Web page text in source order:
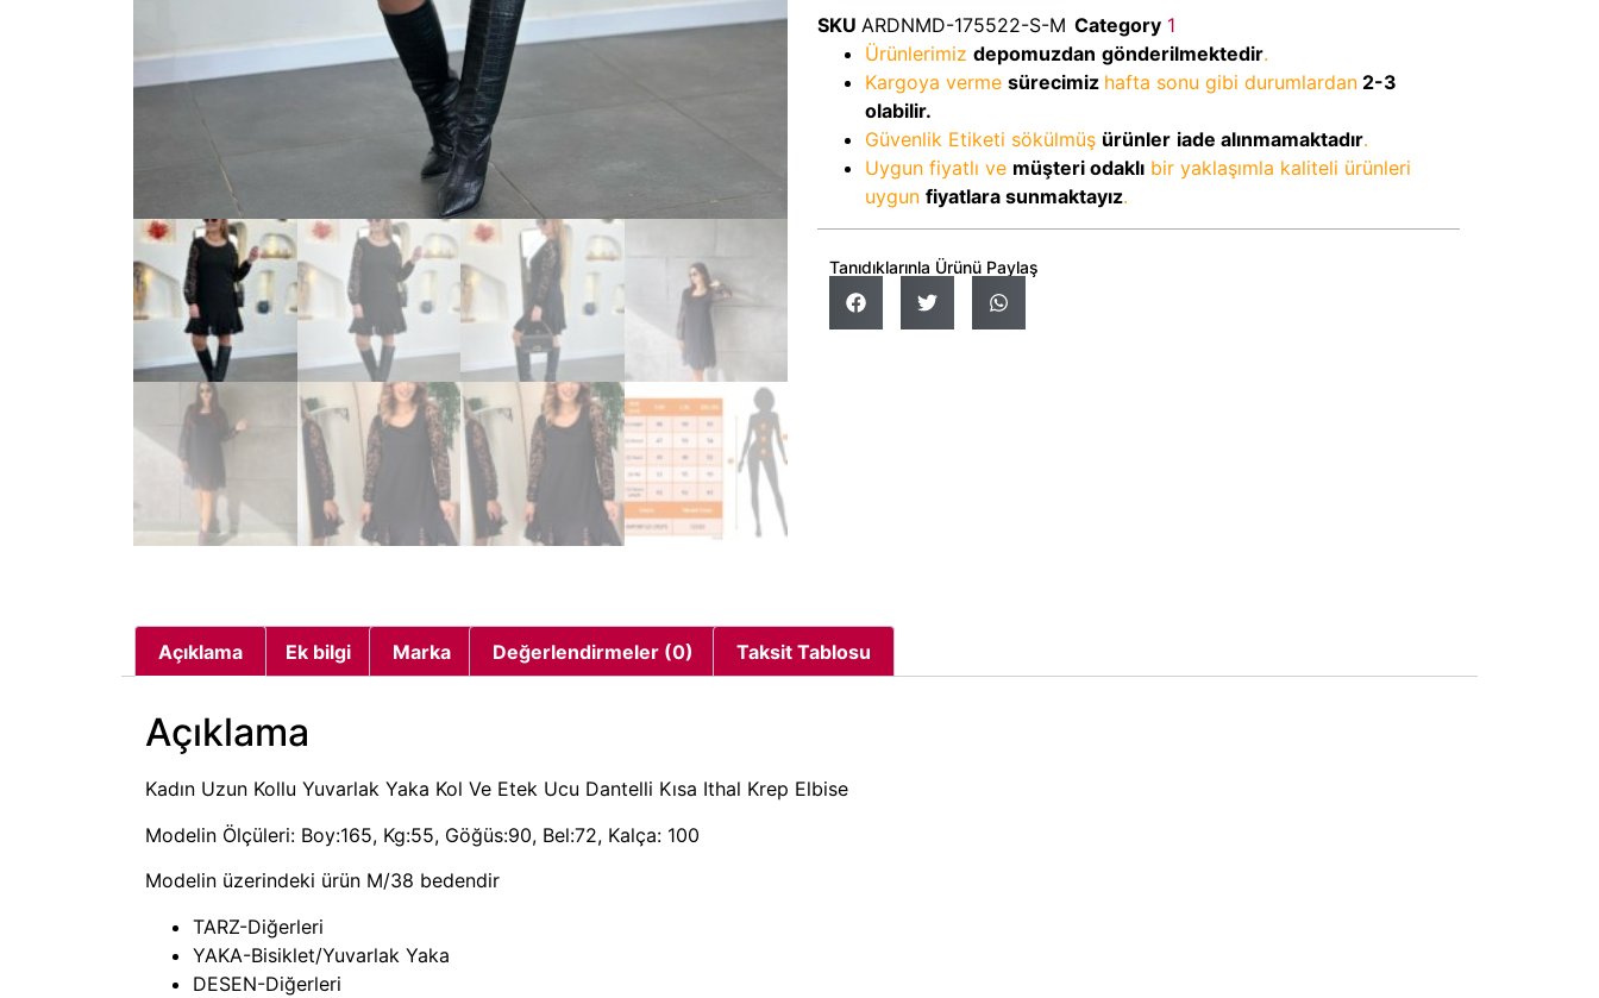
SKU ARDNMD-175522-S-M Category 1
Ürünlerimiz depomuzdan gönderilmektedir.
Kargoya verme sürecimiz hafta sonu gibi durumlardan 2-3
olabilir.
Güvenlik Etiketi sökülmüş ürünler iade alınmamaktadır.
Uygun fiyatlı ve müşteri odaklı bir yaklaşımla kaliteli ürünleri
uygun fiyatlara sunmaktayız.
Tanıdıklarınla Ürünü Paylaş
Açıklama Ek bilgi Marka Değerlendirmeler (0) Taksit Tablosu
Açıklama
Kadın Uzun Kollu Yuvarlak Yaka Kol Ve Etek Ucu Dantelli Kısa Ithal Krep Elbise
Modelin Ölçüleri: Boy:165, Kg:55, Göğüs:90, Bel:72, Kalça: 100
Modelin üzerindeki ürün M/38 bedendir
TARZ-Diğerleri
YAKA-Bisiklet/Yuvarlak Yaka
DESEN-Diğerleri